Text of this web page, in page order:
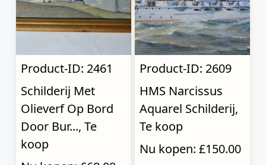
Product-ID: 2461
Schilderij Met
Olieverf Op Bord
Door Bur..., Te
koop
Product-ID: 2609
HMS Narcissus
Aquarel Schilderij,
Te koop
Nu kopen: £150.00